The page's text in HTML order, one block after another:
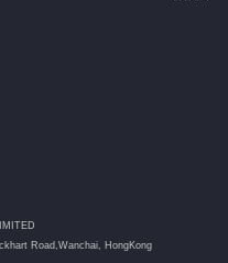
Road, Wanchai, HongKong